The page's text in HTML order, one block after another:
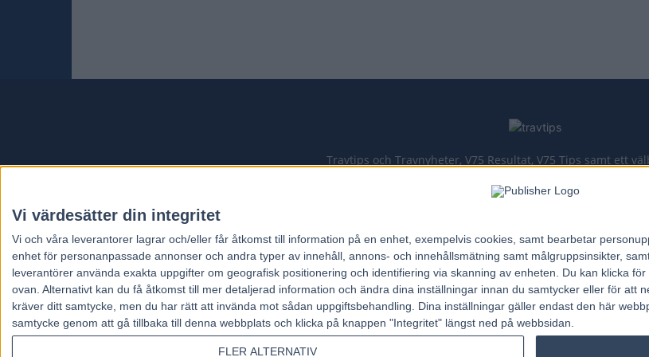
Vi värdesätter din integritet
Vi och våra leverantorer lagrar och/eller får åtkomst till information på en enhet, exempelvis cookies, samt bearbetar
enhet för personanpassade annonser och andra typer av innehåll, annons- och innehållsmätning samt målgruppsinsikter,
leverantörer använda exakta uppgifter om geografisk positionering och identifiering via skanning av enheten. Du kan klicka
ovan. Alternativt kan du få åtkomst till mer detaljerad information och ändra dina inställningar innan du samtycker eller för att
kräver ditt samtycke, men du har rätt att invända mot sådan uppgiftsbehandling. Dina inställningar gäller endast den här
samtycke genom att gå tillbaka till denna webbplats och klicka på knappen "Integritet" längst ned på webbsidan.
FLER ALTERNATIV
Travtips och Travnyheter, V75 Resultat, V75 Tips samt ett
Allt Om Trav - För Travälskare - Av Travälskare -
Kontakta oss:kontakt@regemedia.se